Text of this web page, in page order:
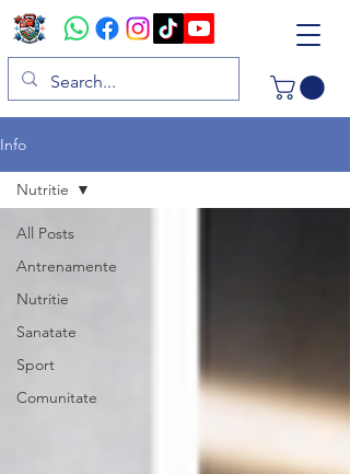
Info
All Posts
Antrenamente
Nutritie
Sanatate
Sport
Comunitate
Nutritie